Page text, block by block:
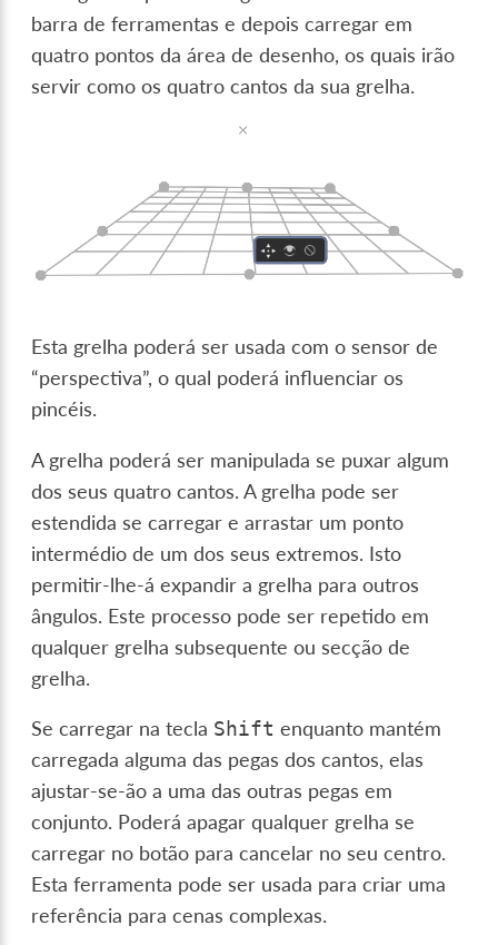
barra de ferramentas e depois carregar em
quatro pontos da área de desenho, os quais irão
servir como os quatro cantos da sua grelha.
Esta grelha poderá ser usada com o sensor de
“perspectiva”, o qual poderá influenciar os
pincéis.
A grelha poderá ser manipulada se puxar algum
dos seus quatro cantos. A grelha pode ser
estendida se carregar e arrastar um ponto
intermédio de um dos seus extremos. Isto
permitir-lhe-á expandir a grelha para outros
ângulos. Este processo pode ser repetido em
qualquer grelha subsequente ou secção de
grelha.
Se carregar na tecla Shift enquanto mantém
carregada alguma das pegas dos cantos, elas
ajustar-se-ão a uma das outras pegas em
conjunto. Poderá apagar qualquer grelha se
carregar no botão para cancelar no seu centro.
Esta ferramenta pode ser usada para criar uma
referência para cenas complexas.